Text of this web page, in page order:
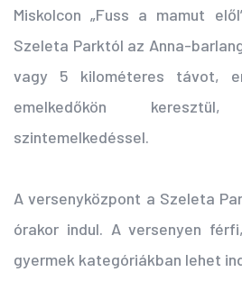
Miskolcon „Fuss a mamut
Szeleta Parktól az Anna-
vagy 5 kilométeres távot,
emelkedőkön
szintemelkedéssel.
A versenyközpont a Szeleta
órakor indul. A versenyen
gyermek kategóriákban lehet